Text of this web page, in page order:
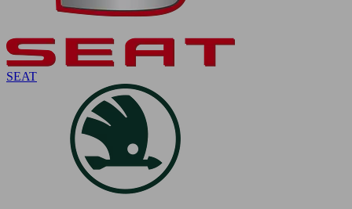
SEAT